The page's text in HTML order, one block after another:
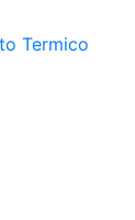
Termico